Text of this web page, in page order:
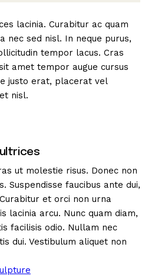
lacinia. Curabitur ac quam
nec sed nisl. In neque purus,
tempor lacus. Cras
amet tempor augue cursus
justo erat, placerat vel
nisl.
ut molestie risus. Donec non
Suspendisse faucibus ante dui,
et orci non urna
lacinia arcu. Nunc quam diam,
facilisis odio. Nullam nec
dui. Vestibulum aliquet non